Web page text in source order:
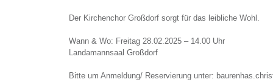
Der Kirchenchor Großdorf sorgt für das leibliche Wohl.
Wann & Wo: Freitag 28.02.2025 – 14.00 Uhr
Landamannsaal Großdorf
Bitte um Anmeldung/ Reservierung unter: